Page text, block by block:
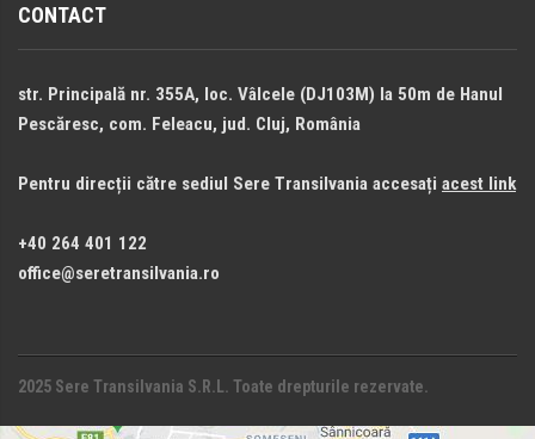
CONTACT
str. Principală nr. 355A, loc. Vâlcele (DJ103M) la 50m de Hanul
Pescăresc, com. Feleacu, jud. Cluj, România
Pentru direcții către sediul Sere Transilvania accesați acest link
+40 264 401 122
office@seretransilvania.ro
2025 Sere Transilvania S.R.L. Toate drepturile rezervate.